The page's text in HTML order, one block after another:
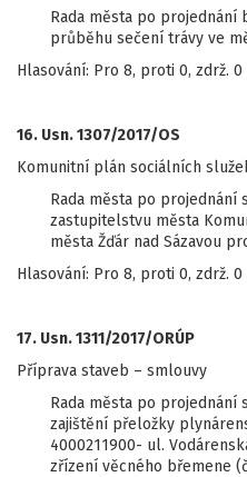
Rada města po projednání
průběhu sečení trávy ve
Hlasování: Pro 8, proti 0, zdrž. 0
16. Usn. 1307/2017/OS
Komunitní plán sociálních
Rada města po projednání
zastupitelstvu města
města Žďár nad Sázavou
Hlasování: Pro 8, proti 0, zdrž. 0
17. Usn. 1311/2017/ORÚP
Příprava staveb – smlouvy
Rada města po projednání
zajištění přeložky
4000211900- ul.
zřízení věcného břemene